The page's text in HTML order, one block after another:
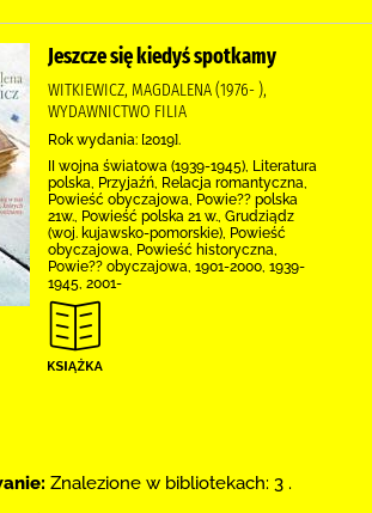
Jeszcze się kiedyś spotkamy
WITKIEWICZ, MAGDALENA (1976- ),
WYDAWNICTWO FILIA
Rok wydania: [2019].
II wojna światowa (1939-1945), Literatura
polska, Przyjaźń, Relacja romantyczna,
Powieść obyczajowa, Powie?? polska
21w., Powieść polska 21 w., Grudziądz
(woj. kujawsko-pomorskie), Powieść
obyczajowa, Powieść historyczna,
Powie?? obyczajowa, 1901-2000, 1939-
1945, 2001-
Znalezione w bibliotekach: 3 .